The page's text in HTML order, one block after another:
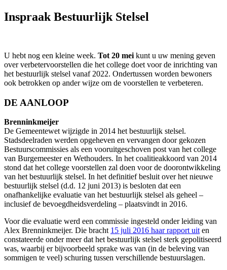
Inspraak Bestuurlijk Stelsel
U hebt nog een kleine week. Tot 20 mei kunt u uw mening geven
over verbetervoorstellen die het college doet voor de inrichting van
het bestuurlijk stelsel vanaf 2022. Ondertussen worden bewoners
ook betrokken op ander wijze om de voorstellen te verbeteren.
DE AANLOOP
Brenninkmeijer
De Gemeentewet wijzigde in 2014 het bestuurlijk stelsel.
Stadsdeelraden werden opgeheven en vervangen door gekozen
Bestuurscommissies als een vooruitgeschoven post van het college
van Burgemeester en Wethouders. In het coalitieakkoord van 2014
stond dat het college voorstellen zal doen voor de doorontwikkeling
van het bestuurlijk stelsel. In het definitief besluit over het nieuwe
bestuurlijk stelsel (d.d. 12 juni 2013) is besloten dat een
onafhankelijke evaluatie van het bestuurlijk stelsel als geheel –
inclusief de bevoegdheidsverdeling – plaatsvindt in 2016.
Voor die evaluatie werd een commissie ingesteld onder leiding van
Alex Brenninkmeijer. Die bracht 15 juli 2016 haar rapport uit en
constateerde onder meer dat het bestuurlijk stelsel sterk gepolitiseerd
was, waarbij erbijvoorbeeld sprake was van (in de beleving van
sommigen te veel) schuring tussen verschillende bestuurslagen.